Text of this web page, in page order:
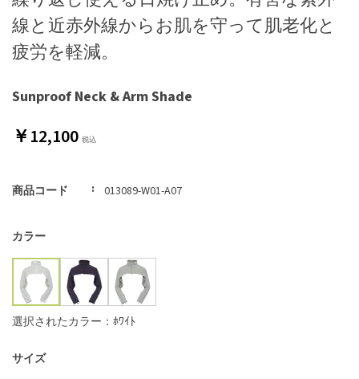
Sunproof Neck & Arm Shade
線と近赤外線からお肌を守って肌老化と
疲労を軽減。
￥12,100
商品コード 013089-W01-A07
カラー
選択されたカラー：ﾎﾜｲﾄ
サイズ